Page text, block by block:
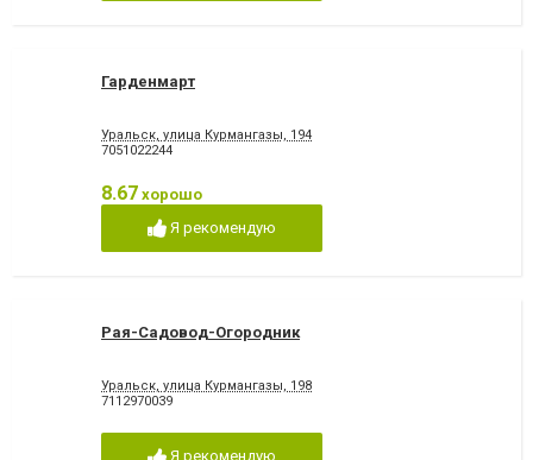
Гарденмарт
Уральск, улица Курмангазы, 194
7051022244
8.67 хорошо
Я рекомендую
Рая-Садовод-Огородник
Уральск, улица Курмангазы, 198
7112970039
Я рекомендую